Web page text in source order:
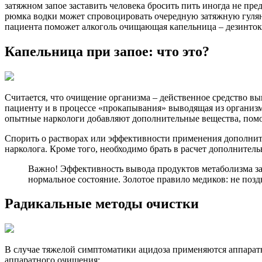
затяжном запое заставить человека бросить пить иногда не
рюмка водки может спровоцировать очередную затяжную
пациента поможет алкоголь очищающая капельница –
Капельница при запое: что это?
Считается, что очищение организма – действенное средство
пациенту и в процессе «прокапывания» выводящая из
опытные наркологи добавляют дополнительные вещества,
Спорить о растворах или эффективности применения
нарколога. Кроме того, необходимо брать в расчет
Важно! Эффективность вывода продуктов метаболизма
нормальное состояние. Золотое правило медиков: не
Радикальные методы очистки
В случае тяжелой симптоматики ацидоза применяются